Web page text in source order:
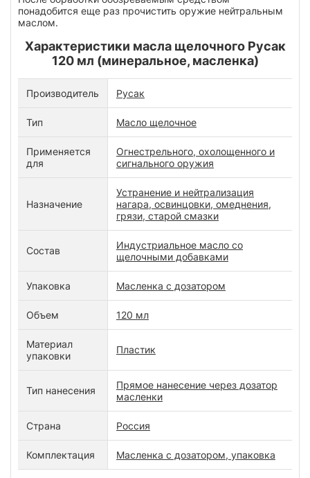
понадобится еще раз прочистить оружие нейтральным
маслом.
Характеристики масла щелочного Русак
120 мл (минеральное, масленка)
Производитель Русак
Тип Масло щелочное
Применяется
для
Огнестрельного, охолощенного и
сигнального оружия
Назначение
Устранение и нейтрализация
нагара, освинцовки, омеднения,
грязи, старой смазки
Состав
Индустриальное масло со
щелочными добавками
Упаковка Масленка с дозатором
Объем 120 мл
Материал
упаковки
Пластик
Тип нанесения
Прямое нанесение через дозатор
масленки
Страна Россия
Комплектация Масленка с дозатором, упаковка